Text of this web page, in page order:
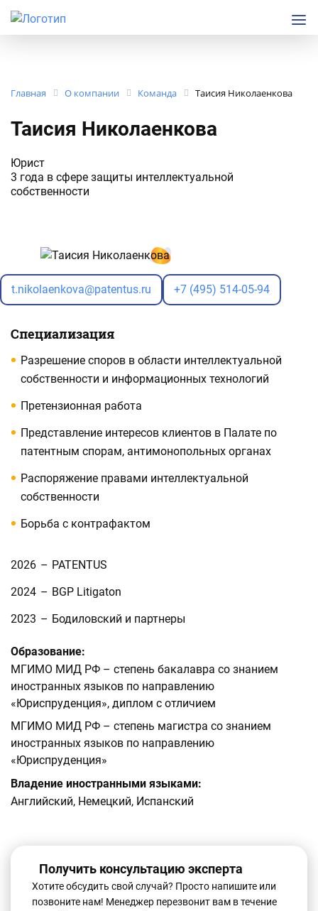
Главная О компании Команда Таисия Николаенкова
Таисия Николаенкова
Юрист
3 года в сфере защиты интеллектуальной
собственности
t.nikolaenkova@patentus.ru +7 (495) 514-05-94
Специализация
Разрешение споров в области интеллектуальной
собственности и информационных технологий
Претензионная работа
Представление интересов клиентов в Палате по
патентным спорам, антимонопольных органах
Распоряжение правами интеллектуальной
собственности
Борьба с контрафактом
2026 – PATENTUS
2024 – BGP Litigaton
2023 – Бодиловский и партнеры
Образование:
МГИМО МИД РФ – степень бакалавра со знанием
иностранных языков по направлению
«Юриспруденция», диплом с отличием
МГИМО МИД РФ – степень магистра со знанием
иностранных языков по направлению
«Юриспруденция»
Владение иностранными языками:
Английский, Немецкий, Испанский
Получить консультацию эксперта
Хотите обсудить свой случай? Просто напишите или
позвоните нам! Менеджер перезвонит вам в течение